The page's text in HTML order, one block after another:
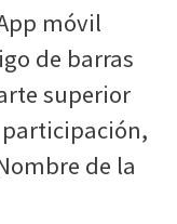
móvil
de barras
superior
de la